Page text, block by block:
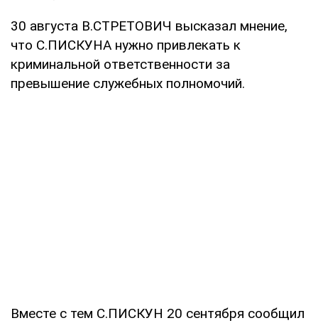
30 августа В.СТРЕТОВИЧ высказал мнение,
что С.ПИСКУНА нужно привлекать к
криминальной ответственности за
превышение служебных полномочий.
Вместе с тем С.ПИСКУН 20 сентября сообщил